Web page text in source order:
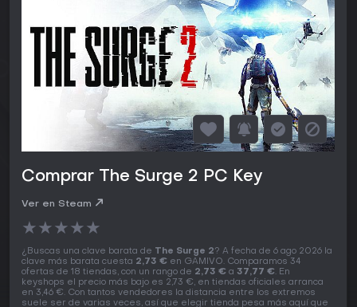
Comprar The Surge 2 PC Key
Ver en Steam
★★★★★
¿Buscas una clave barata de The Surge 2? A fecha de 6 ago 2026 la
clave más barata cuesta 2,73 € en GAMIVO. Comparamos 34
ofertas de 18 tiendas, con un rango de 2,73 € a 37,77 €. En
keyshops el precio más bajo es 2,73 €, en tiendas oficiales arranca
en 3,46 €. Con tantos vendedores la distancia entre los extremos
suele ser de varias veces, así que elegir tienda pesa más aquí que